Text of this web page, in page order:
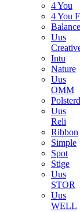
4 You
4 You
Balance
Uus
Intu
Nature
Uus
OMM
Uus
Reli
Ribbon
Simple
Spot
Stige
Uus
STOR
Uus
WELL